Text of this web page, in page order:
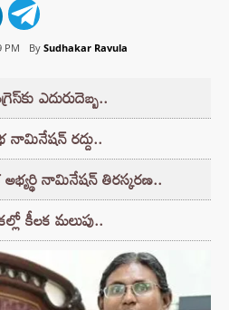
PM By Sudhakar Ravula
ఎదురుదెబ్బ..
రద్దు..
నామినేషన్ తిరస్కరణ..
కీలక మలుపు..